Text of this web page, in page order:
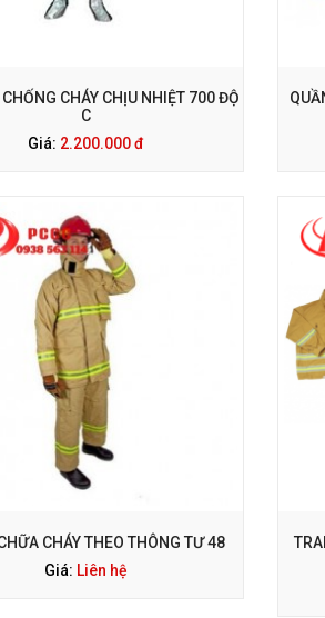
CHÁY CHỊU NHIỆT 700 ĐỘ
C
Giá: 2.200.000 đ
GỌI NGAY: 0938 563 114
CHÁY THEO THÔNG TƯ 48
Giá: Liên hệ
GỌI NGAY: 0938 563 114